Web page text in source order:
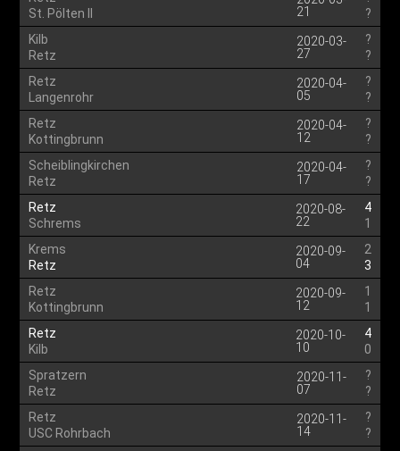
St. Pölten II
21
?
Kilb
Retz
2020-03-
27
?
?
Retz
Langenrohr
2020-04-
05
?
?
Retz
Kottingbrunn
2020-04-
12
?
?
Scheiblingkirchen
Retz
2020-04-
17
?
?
Retz
Schrems
2020-08-
22
4
1
Krems
Retz
2020-09-
04
2
3
Retz
Kottingbrunn
2020-09-
12
1
1
Retz
Kilb
2020-10-
10
4
0
Spratzern
Retz
2020-11-
07
?
?
Retz
USC Rohrbach
2020-11-
14
?
?